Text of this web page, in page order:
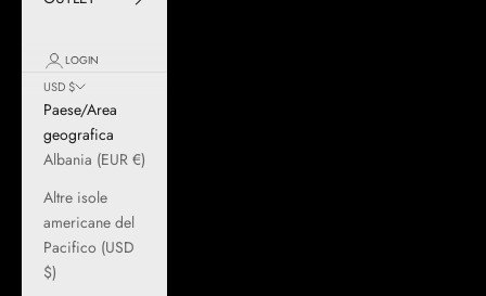
LOGIN
USD $
Paese/Area
geografica
Albania (EUR €)
Altre isole
americane del
Pacifico (USD
$)